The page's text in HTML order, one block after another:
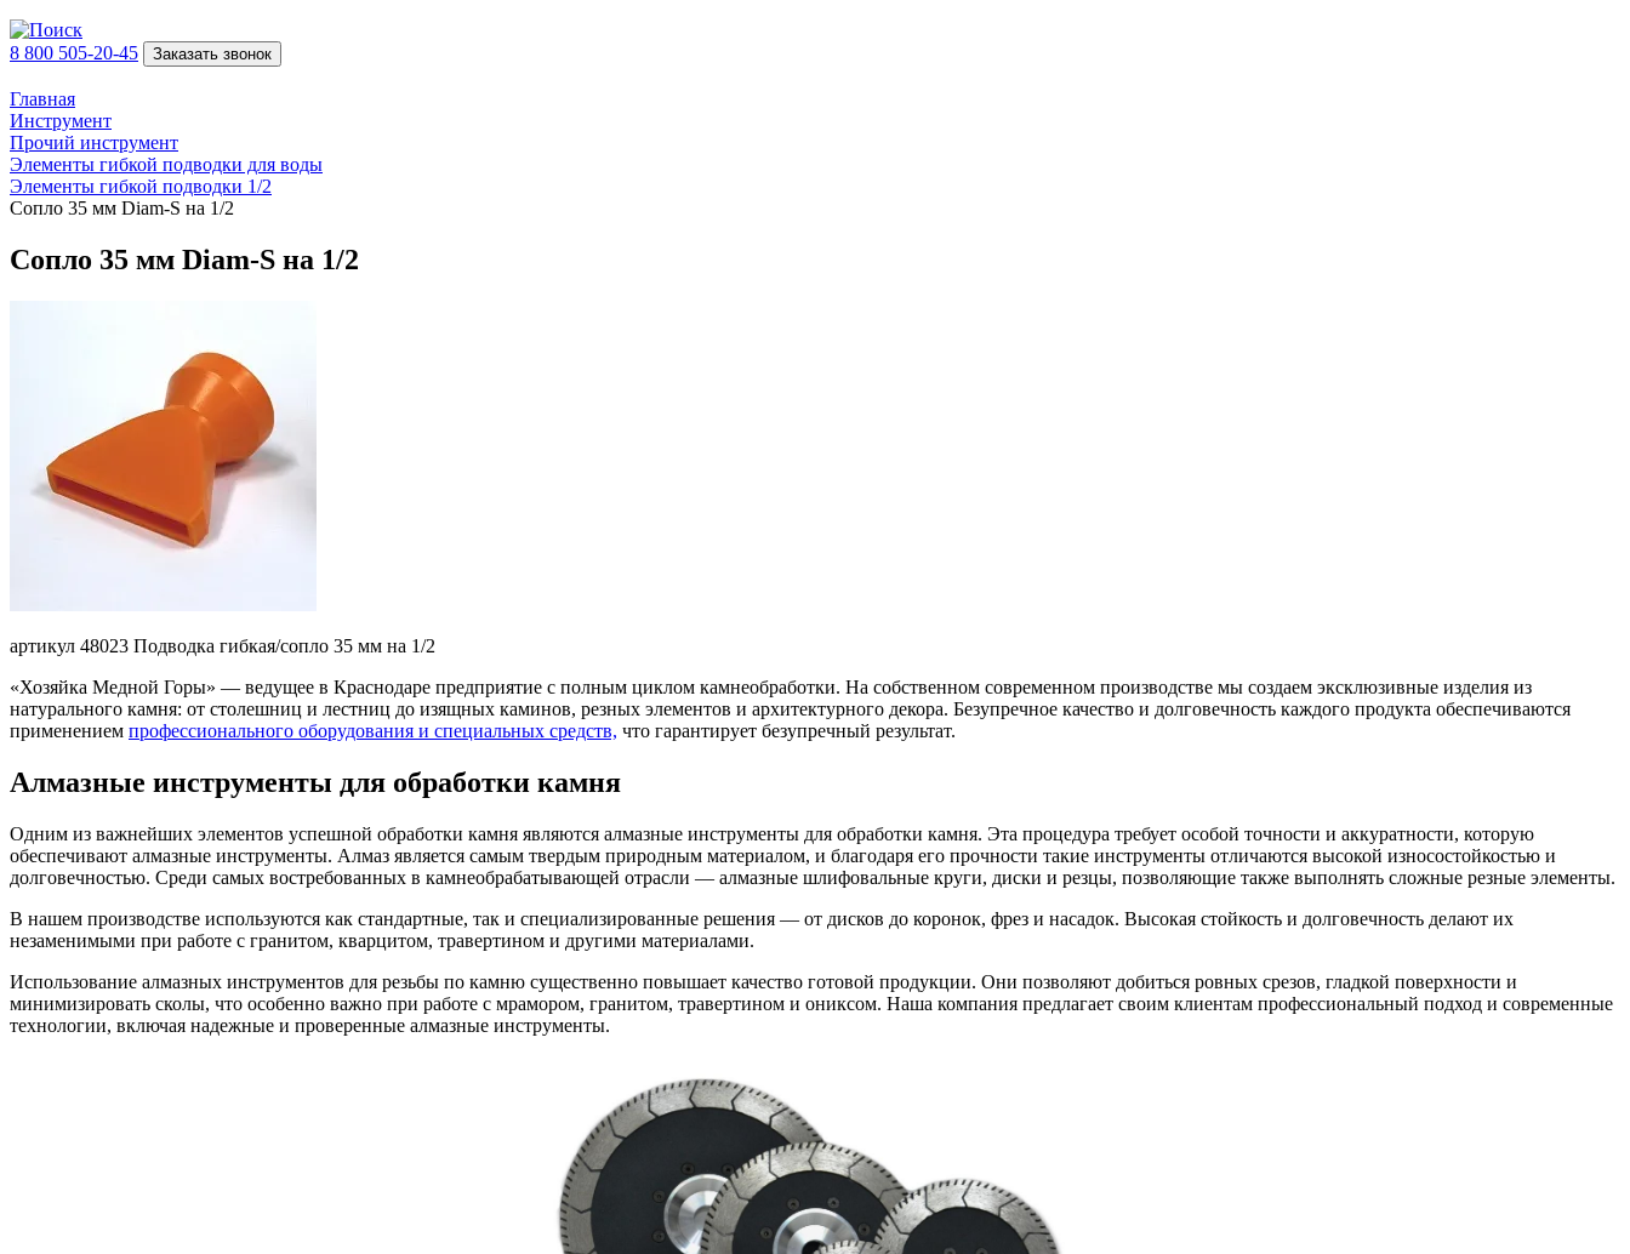
8 800 505-20-45 Заказать звонок
Главная
Инструмент
Прочий инструмент
Элементы гибкой подводки для воды
Элементы гибкой подводки 1/2
Сопло 35 мм Diam-S на 1/2
Сопло 35 мм Diam-S на 1/2
артикул 48023 Подводка гибкая/сопло 35 мм на 1/2
«Хозяйка Медной Горы» — ведущее в Краснодаре предприятие с полным циклом камнеобработки. На собственном современном производстве мы создаем эксклюзивные изделия из
натурального камня: от столешниц и лестниц до изящных каминов, резных элементов и архитектурного декора. Безупречное качество и долговечность каждого продукта обеспечиваются
применением профессионального оборудования и специальных средств, что гарантирует безупречный результат.
Алмазные инструменты для обработки камня
Одним из важнейших элементов успешной обработки камня являются алмазные инструменты для обработки камня. Эта процедура требует особой точности и аккуратности, которую
обеспечивают алмазные инструменты. Алмаз является самым твердым природным материалом, и благодаря его прочности такие инструменты отличаются высокой износостойкостью и
долговечностью. Среди самых востребованных в камнеобрабатывающей отрасли — алмазные шлифовальные круги, диски и резцы, позволяющие также выполнять сложные резные элементы.
В нашем производстве используются как стандартные, так и специализированные решения — от дисков до коронок, фрез и насадок. Высокая стойкость и долговечность делают их
незаменимыми при работе с гранитом, кварцитом, травертином и другими материалами.
Использование алмазных инструментов для резьбы по камню существенно повышает качество готовой продукции. Они позволяют добиться ровных срезов, гладкой поверхности и
минимизировать сколы, что особенно важно при работе с мрамором, гранитом, травертином и ониксом. Наша компания предлагает своим клиентам профессиональный подход и современные
технологии, включая надежные и проверенные алмазные инструменты.